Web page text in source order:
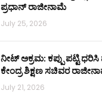
ಪ್ರಧಾನ್ ರಾಜೀನಾಮೆ
July 25, 2026
ನೀಟ್ ಅಕ್ರಮ: ಕಪ್ಪು ಪಟ್ಟಿ
ಕೇಂದ್ರ ಶಿಕ್ಷಣ ಸಚಿವರ
July 21, 2026